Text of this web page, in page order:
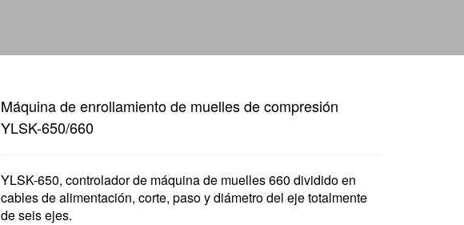
Máquina de enrollamiento de muelles de compresión
YLSK-650/660
YLSK-650, controlador de máquina de muelles 660 dividido en
cables de alimentación, corte, paso y diámetro del eje totalmente
de seis ejes.